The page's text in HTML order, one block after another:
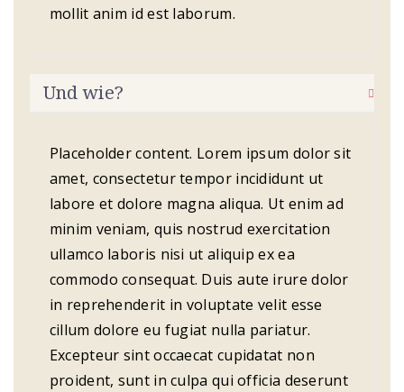
mollit anim id est laborum.
Und wie?
Placeholder content. Lorem ipsum dolor sit
amet, consectetur tempor incididunt ut
labore et dolore magna aliqua. Ut enim ad
minim veniam, quis nostrud exercitation
ullamco laboris nisi ut aliquip ex ea
commodo consequat. Duis aute irure dolor
in reprehenderit in voluptate velit esse
cillum dolore eu fugiat nulla pariatur.
Excepteur sint occaecat cupidatat non
proident, sunt in culpa qui officia deserunt